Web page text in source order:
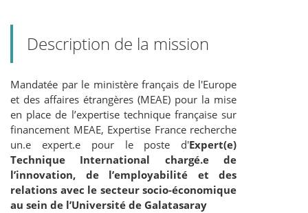
Description de la mission
Mandatée par le ministère français de l'Europe
et des affaires étrangères (MEAE) pour la mise
en place de l’expertise technique française sur
financement MEAE, Expertise France recherche
un.e expert.e pour le poste d'Expert(e)
Technique International chargé.e de
l’innovation, de l’employabilité et des
relations avec le secteur socio-économique
au sein de l’Université de Galatasaray